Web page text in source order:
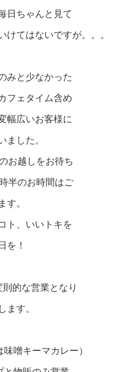
日ちゃんと見て
てはないですが。。。
みと少なかった
フェタイム含め
幅広いお客様に
した。
お越しをお待ち
半のお時間はご
。
ト、いいトキを
を！
的な営業となり
す。
噌キーマカレー）